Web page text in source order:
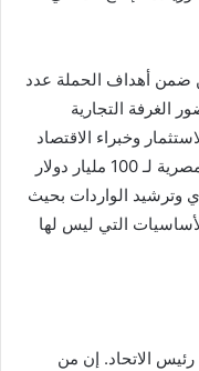
ضمن أهداف الحملة عدد
الغرفة التجارية
وخبراء الاقتصاد
للحديث حول كيفية النهوض بالصادرات المصرية لـ 100 مليار دولار
وترشيد الواردات بحيث
التي ليس لها
الاتحاد. إن من